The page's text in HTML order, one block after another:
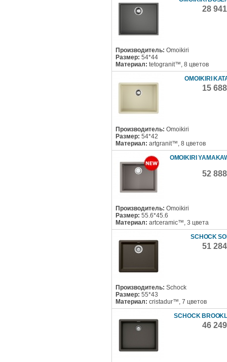
28
Производитель: Omoikiri
Размер: 54*44
Материал: tetogranit™, 8 цветов
OMOIKIRI
15
Производитель: Omoikiri
Размер: 54*42
Материал: artgranit™, 8 цветов
OMOIKIRI
52
Производитель: Omoikiri
Размер: 55.6*45.6
Материал: artceramic™, 3 цвета
SCHOCK
51
Производитель: Schock
Размер: 55*43
Материал: cristadur™, 7 цветов
SCHOCK
46